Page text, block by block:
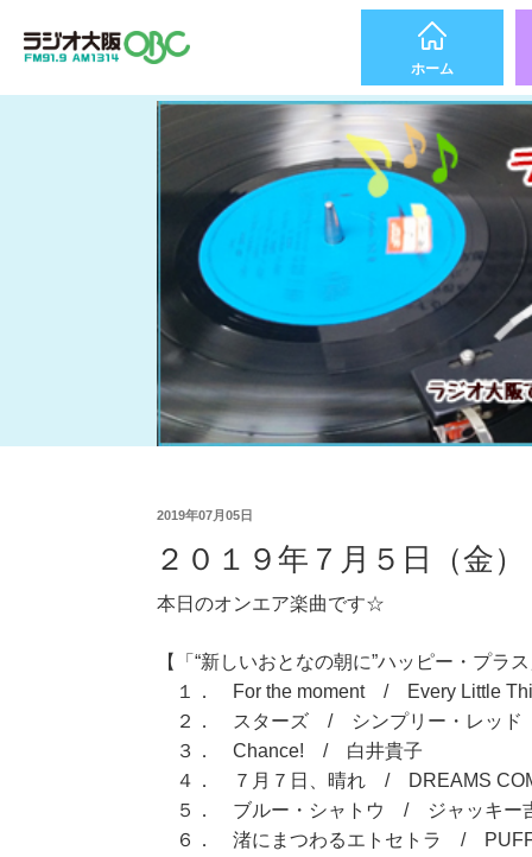
ホーム
2019年07月05日
２０１９年７月５日（金）
本日のオンエア楽曲です☆
【「“新しいおとなの朝に”ハッピー・プラ
１． For the moment / Every Little
２． スターズ / シンプリー・レッド
３． Chance! / 白井貴子
４． ７月７日、晴れ / DREAMS
５． ブルー・シャトウ / ジャッキー吉
６． 渚にまつわるエトセトラ /